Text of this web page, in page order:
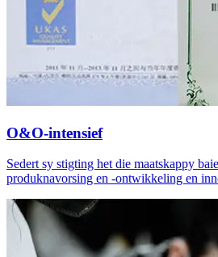
O&O-intensief
Sedert sy stigting het die maatskappy
produknavorsing en -ontwikkeling en